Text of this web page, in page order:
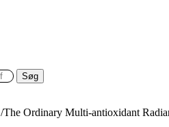
Søg
/The Ordinary Multi-antioxidant